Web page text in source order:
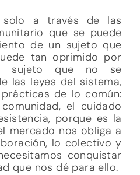
solo a través de las
que se puede
de un sujeto que
tan oprimido por
sujeto que no se
las leyes del sistema,
de lo común:
el cuidado
porque es la
mercado nos obliga a
lo colectivo y
conquistar
que nos dé para ello.